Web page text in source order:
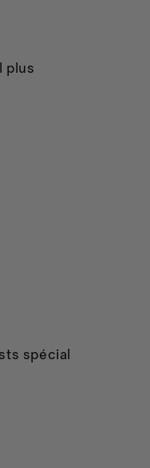
plus
spécial